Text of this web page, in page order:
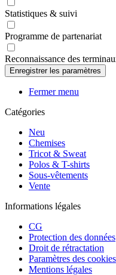
Statistiques & suivi
Programme de partenariat
Reconnaissance des
Fermer menu
Catégories
Neu
Chemises
Tricot & Sweat
Polos & T-shirts
Sous-vêtements
Vente
Informations légales
CG
Protection des données
Droit de rétractation
Paramètres des cookies
Mentions légales